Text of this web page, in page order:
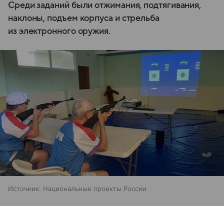
Среди заданий были отжимания, подтягивания,
наклоны, подъем корпуса и стрельба
из электронного оружия.
Источник: Национальные проекты России